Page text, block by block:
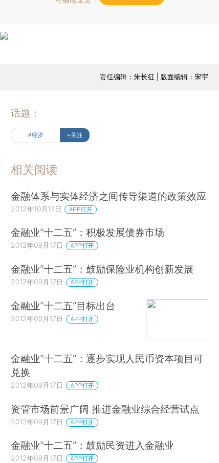
责任编辑：朱长征 | 版面编辑：宋宇
话题：
#经济 +关注
相关阅读
金融体系与实体经济之间传导渠道的政策效应
2012年10月17日 APP打开
金融业“十二五”：积极发展债券市场
2012年09月17日 APP打开
金融业“十二五”：鼓励保险业机构创新发展
2012年09月17日 APP打开
金融业“十二五”目标出台
2012年09月17日 APP打开
金融业“十二五”：逐步实现人民币资本项目可
兑换
2012年09月17日 APP打开
资管市场前景广阔 推进金融业综合经营试点
2012年09月17日 APP打开
金融业“十二五”：鼓励民资进入金融业
2012年09月17日 APP打开